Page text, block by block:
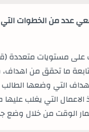
عدد من الخطوات
على مستويات متعددة
ما تحقق من اهداف،
التي وضعها
الاعمال التي يغلب
الوقت من خلال وضع